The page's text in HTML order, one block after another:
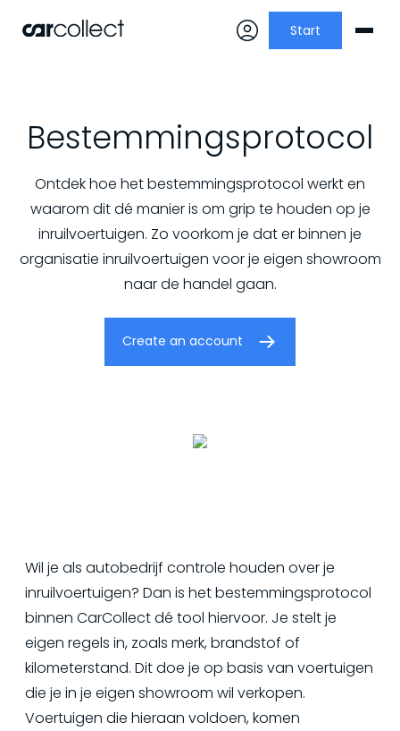
Start
Bestemmingsprotocol
Ontdek hoe het bestemmingsprotocol werkt en
waarom dit dé manier is om grip te houden op je
inruilvoertuigen. Zo voorkom je dat er binnen je
organisatie inruilvoertuigen voor je eigen showroom
naar de handel gaan.
Create an account
Wil je als autobedrijf controle houden over je
inruilvoertuigen? Dan is het bestemmingsprotocol
binnen CarCollect dé tool hiervoor. Je stelt je
eigen regels in, zoals merk, brandstof of
kilometerstand. Dit doe je op basis van voertuigen
die je in je eigen showroom wil verkopen.
Voertuigen die hieraan voldoen, komen